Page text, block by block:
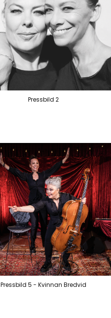
Pressbild 2
Pressbild 5 - Kvinnan Bredvid